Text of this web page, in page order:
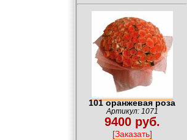
101 оранжевая роза
Артикул: 1071
9400 руб.
[Заказать]